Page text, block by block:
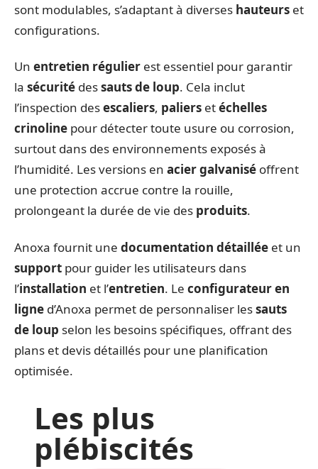
sont modulables, s’adaptant à diverses hauteurs et
configurations.
Un entretien régulier est essentiel pour garantir
la sécurité dessauts de loup. Cela inclut
l’inspection desescaliers, paliers etéchelles
crinoline pour détecter toute usure ou corrosion,
surtout dans des environnements exposés à
l’humidité. Les versions en acier galvanisé offrent
une protection accrue contre la rouille,
prolongeant la durée de vie des produits.
Anoxa fournit une documentation détaillée et un
support pour guider les utilisateurs dans
l’installation et l’entretien. Le configurateur en
ligne d’Anoxa permet de personnaliser lessauts
de loup selon les besoins spécifiques, offrant des
plans et devis détaillés pour une planification
optimisée.
Les plus
plébiscités